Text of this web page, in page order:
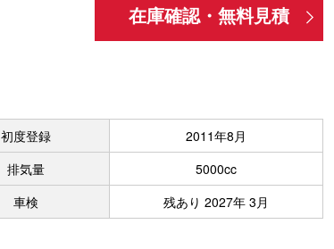
在庫確認・無料見積
初度登録
2011年8月
排気量
5000cc
車検
残あり 2027年 3月